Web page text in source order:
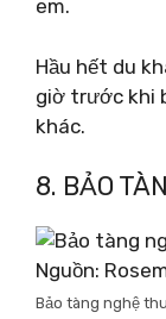
em.
Hầu hết du
giờ trước khi
khác.
8. BẢO
Nguồn:
Bảo tàng nghệ